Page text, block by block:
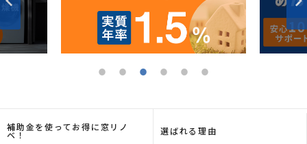
補助金を使ってお得に窓リノ
ベ！ 選ばれる理由